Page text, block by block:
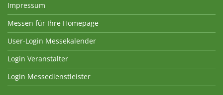
Impressum
Messen für Ihre Homepage
User-Login Messekalender
Login Veranstalter
Login Messedienstleister